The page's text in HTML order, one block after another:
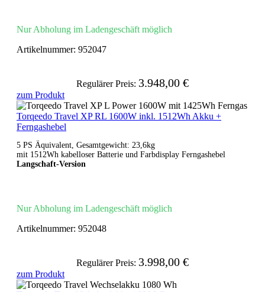
Nur Abholung im Ladengeschäft möglich
Artikelnummer: 952047
Regulärer Preis: 3.948,00 €
zum Produkt
Torqeedo Travel XP RL 1600W inkl. 1512Wh Akku +
Ferngashebel
5 PS Äquivalent, Gesamtgewicht: 23,6kg
mit 1512Wh kabelloser Batterie und Farbdisplay Ferngashebel
Langschaft-Version
Nur Abholung im Ladengeschäft möglich
Artikelnummer: 952048
Regulärer Preis: 3.998,00 €
zum Produkt